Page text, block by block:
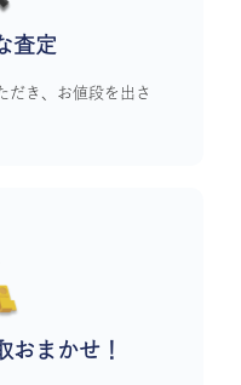
査定
だき、お値段を出さ
おまかせ！